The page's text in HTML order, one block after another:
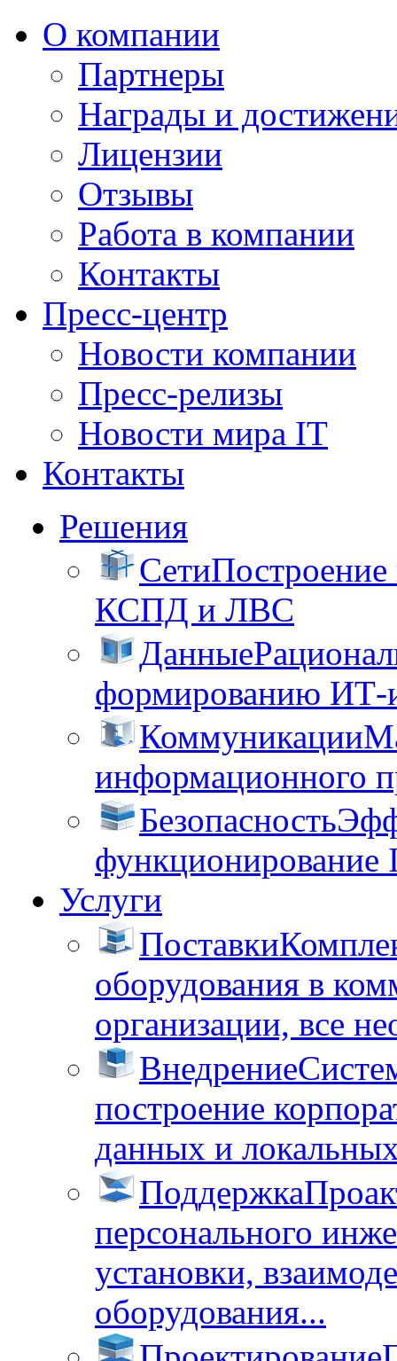
О компании
Партнеры
Награды и
Лицензии
Отзывы
Работа в компании
Контакты
Пресс-центр
Новости компании
Пресс-релизы
Новости мира IT
Контакты
Решения
Сети
КСПД и ЛВС
Данные
формированию ИТ-
Коммуникации
информационного
Безопасность
функционирование
Услуги
Поставки
оборудования в
организации, все
Внедрение
построение
данных и
Поддержка
персонального
установки,
оборудования...